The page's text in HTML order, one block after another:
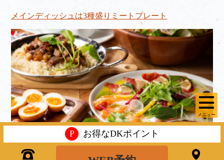
メニュー
メインディッシュは3種盛りミートプレート
P お得なDKポイント